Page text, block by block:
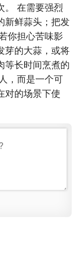
。 在需要强烈
新鲜蒜头；把发
你担心苦味影
芽的大蒜，或将
等长时间烹煮的
，而是一个可
的场景下使